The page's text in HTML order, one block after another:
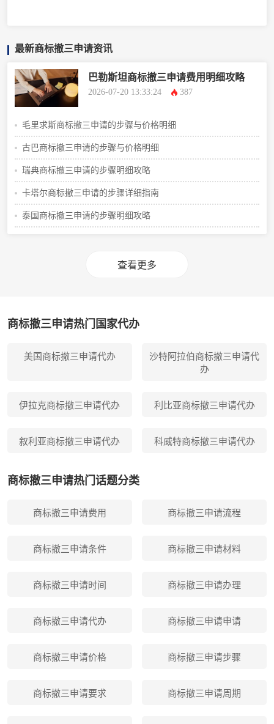
最新商标撤三申请资讯
巴勒斯坦商标撤三申请费用明细攻略
2026-07-20 13:33:24 387
毛里求斯商标撤三申请的步骤与价格明细
古巴商标撤三申请的步骤与价格明细
瑞典商标撤三申请的步骤明细攻略
卡塔尔商标撤三申请的步骤详细指南
泰国商标撤三申请的步骤明细攻略
查看更多
商标撤三申请热门国家代办
美国商标撤三申请代办
沙特阿拉伯商标撤三申请代
办
伊拉克商标撤三申请代办 利比亚商标撤三申请代办
叙利亚商标撤三申请代办 科威特商标撤三申请代办
商标撤三申请热门话题分类
商标撤三申请费用 商标撤三申请流程
商标撤三申请条件 商标撤三申请材料
商标撤三申请时间 商标撤三申请办理
商标撤三申请代办 商标撤三申请申请
商标撤三申请价格 商标撤三申请步骤
商标撤三申请要求 商标撤三申请周期